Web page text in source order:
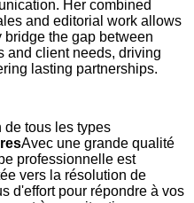
Her combined
and editorial work allows
bridge the gap between
and client needs, driving
lasting partnerships.
de tous les types
Avec une grande qualité
professionnelle est
vers la résolution de
d'effort pour répondre à vos